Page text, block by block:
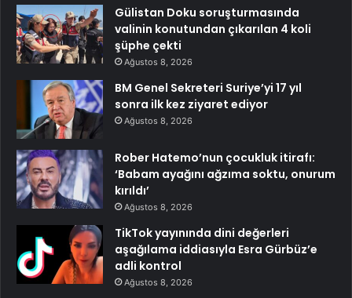
Gülistan Doku soruşturmasında
valinin konutundan çıkarılan 4 koli
şüphe çekti
Ağustos 8, 2026
BM Genel Sekreteri Suriye’yi 17 yıl
sonra ilk kez ziyaret ediyor
Ağustos 8, 2026
Rober Hatemo’nun çocukluk itirafı:
‘Babam ayağını ağzıma soktu, onurum
kırıldı’
Ağustos 8, 2026
TikTok yayınında dini değerleri
aşağılama iddiasıyla Esra Gürbüz’e
adli kontrol
Ağustos 8, 2026